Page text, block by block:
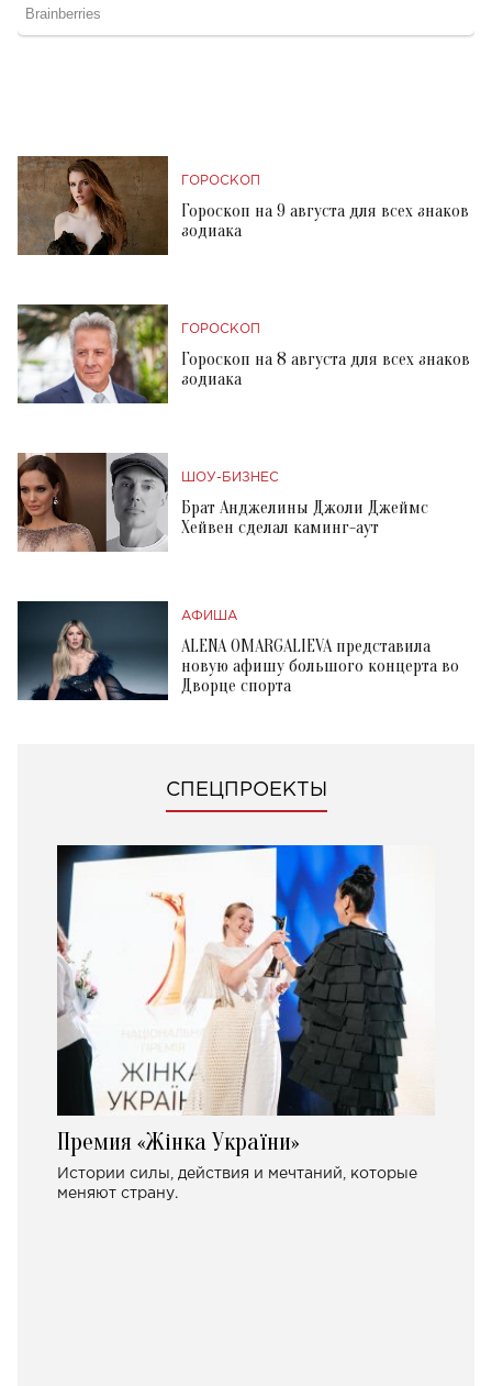
ГОРОСКОП
Гороскоп на 9 августа для всех знаков
зодиака
ГОРОСКОП
Гороскоп на 8 августа для всех знаков
зодиака
ШОУ-БИЗНЕС
Брат Анджелины Джоли Джеймс
Хейвен сделал каминг-аут
АФИША
ALENA OMARGALIEVA представила
новую афишу большого концерта во
Дворце спорта
СПЕЦПРОЕКТЫ
Премия «Жінка України»
Истории силы, действия и мечтаний, которые
меняют страну.